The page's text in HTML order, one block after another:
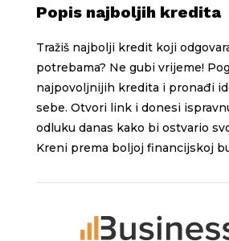
Popis najboljih kredita
Tražiš najbolji kredit koji
potrebama? Ne gubi vrijeme!
najpovoljnijih kredita i pronađi
sebe. Otvori link i donesi
odluku danas kako bi ostvario
Kreni prema boljoj financijskoj